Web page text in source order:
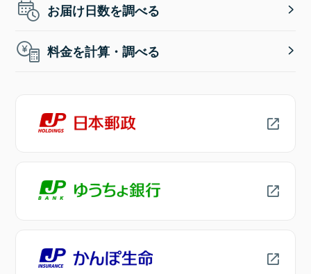
お届け日数を調べる
料金を計算・調べる